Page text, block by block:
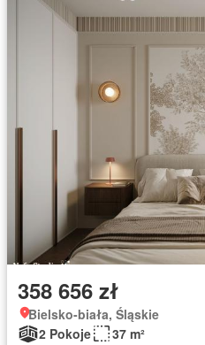
358 656 zł
Bielsko-biała, Śląskie
2 Pokoje
37 m²